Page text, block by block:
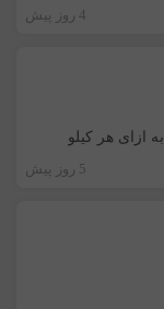
4 روز پیش
5 روز پیش